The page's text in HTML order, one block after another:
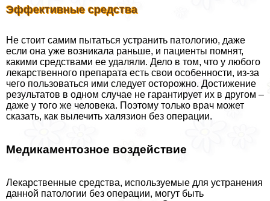
Эффективные средства
Не стоит самим пытаться устранить патологию, даже
если она уже возникала раньше, и пациенты помнят,
какими средствами ее удаляли. Дело в том, что у любого
лекарственного препарата есть свои особенности, из-за
чего пользоваться ими следует осторожно. Достижение
результатов в одном случае не гарантирует их в другом –
даже у того же человека. Поэтому только врач может
сказать, как вылечить халязион без операции.
Медикаментозное воздействие
Лекарственные средства, используемые для устранения
данной патологии без операции, могут быть